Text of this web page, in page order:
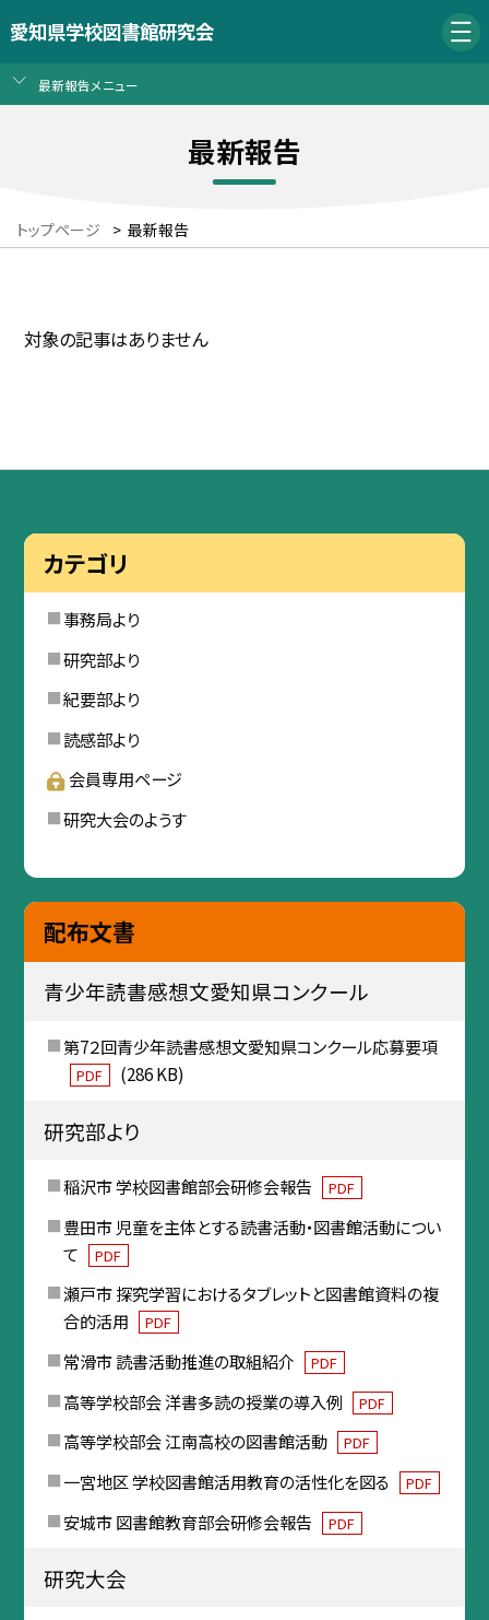
愛知県学校図書館研究会
最新報告メニュー
最新報告
トップページ > 最新報告
対象の記事はありません
カテゴリ
事務局より
研究部より
紀要部より
読感部より
会員専用ページ
研究大会のようす
配布文書
青少年読書感想文愛知県コンクール
第7２回青少年読書感想文愛知県コンクール応募要項
PDF (286 KB)
研究部より
稲沢市 学校図書館部会研修会報告 PDF
豊田市 児童を主体とする読書活動・図書館活動につい
て
PDF
瀬戸市 探究学習におけるタブレットと図書館資料の複
合的活用
PDF
常滑市 読書活動推進の取組紹介 PDF
高等学校部会 洋書多読の授業の導入例 PDF
高等学校部会 江南高校の図書館活動 PDF
一宮地区 学校図書館活用教育の活性化を図る PDF
安城市 図書館教育部会研修会報告 PDF
研究大会